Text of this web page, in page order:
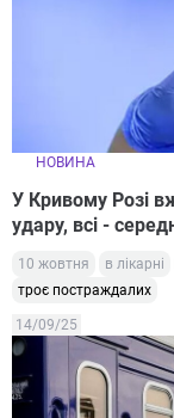
НОВИНА
У Кривому Розі
удару, всі -
10 жовтня в лікарні
троє постраждалих
14/09/25